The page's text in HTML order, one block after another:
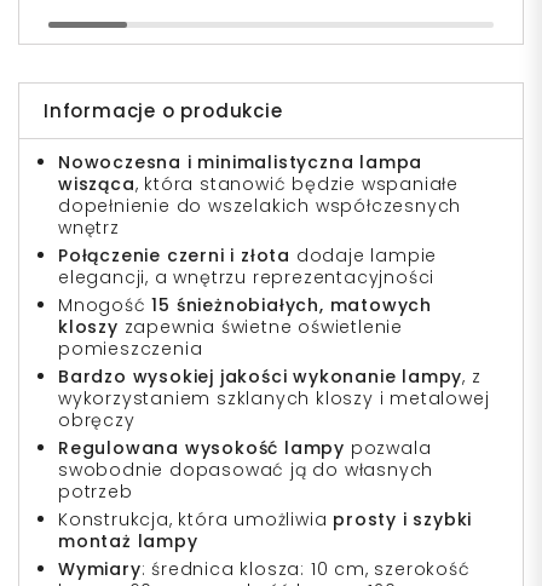
Informacje o produkcie
Nowoczesna i minimalistyczna lampa
wisząca, która stanowić będzie wspaniałe
dopełnienie do wszelakich współczesnych
wnętrz
Połączenie czerni i złota dodaje lampie
elegancji, a wnętrzu reprezentacyjności
Mnogość15 śnieżnobiałych, matowych
kloszy zapewnia świetne oświetlenie
pomieszczenia
Bardzo wysokiej jakości wykonanie lampy, z
wykorzystaniem szklanych kloszy i metalowej
obręczy
Regulowana wysokość lampy pozwala
swobodnie dopasować ją do własnych
potrzeb
Konstrukcja, która umożliwia prosty i szybki
montaż lampy
Wymiary: średnica klosza: 10 cm, szerokość